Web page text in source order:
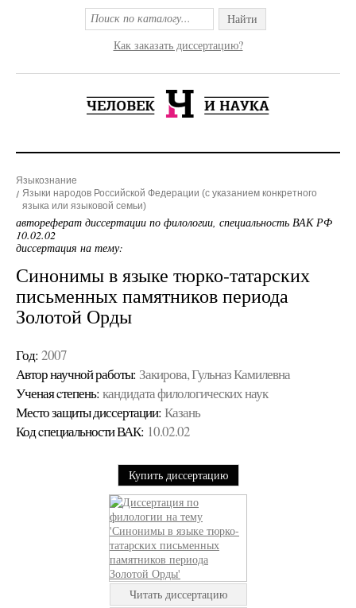
Найти
Как заказать диссертацию?
Языкознание
Языки народов Российской Федерации (с указанием конкретного
языка или языковой семьи)
автореферат диссертации по филологии, специальность ВАК РФ
10.02.02
диссертация на тему:
Синонимы в языке тюрко-татарских
письменных памятников периода
Золотой Орды
Год: 2007
Автор научной работы: Закирова, Гульназ Камилевна
Ученая cтепень: кандидата филологических наук
Место защиты диссертации: Казань
Код cпециальности ВАК: 10.02.02
Купить диссертацию
Читать диссертацию